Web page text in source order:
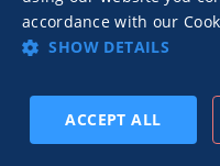
рекламы
достигая своего
эпохе, когда
принимаются, а
accordance with our
SHOW DETAILS
ACCEPT ALL